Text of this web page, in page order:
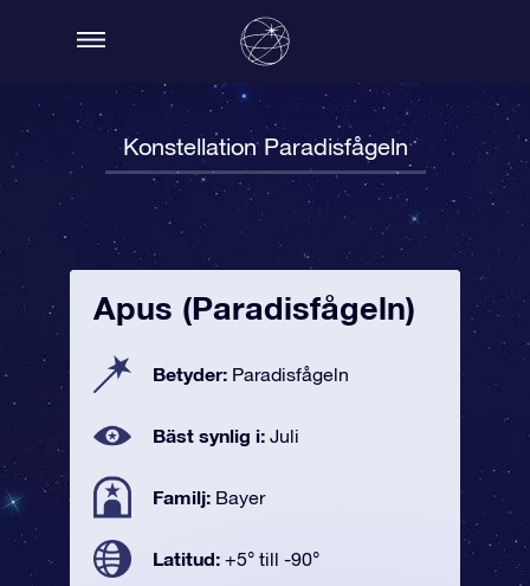
Konstellation Paradisfågeln
Apus (Paradisfågeln)
Betyder: Paradisfågeln
Bäst synlig i: Juli
Familj: Bayer
Latitud: +5° till -90°